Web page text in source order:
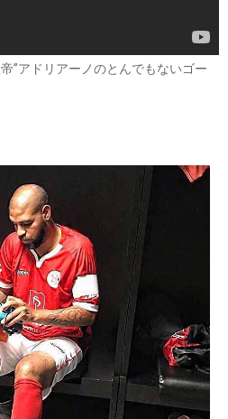
”アドリアーノのとんでもないゴー